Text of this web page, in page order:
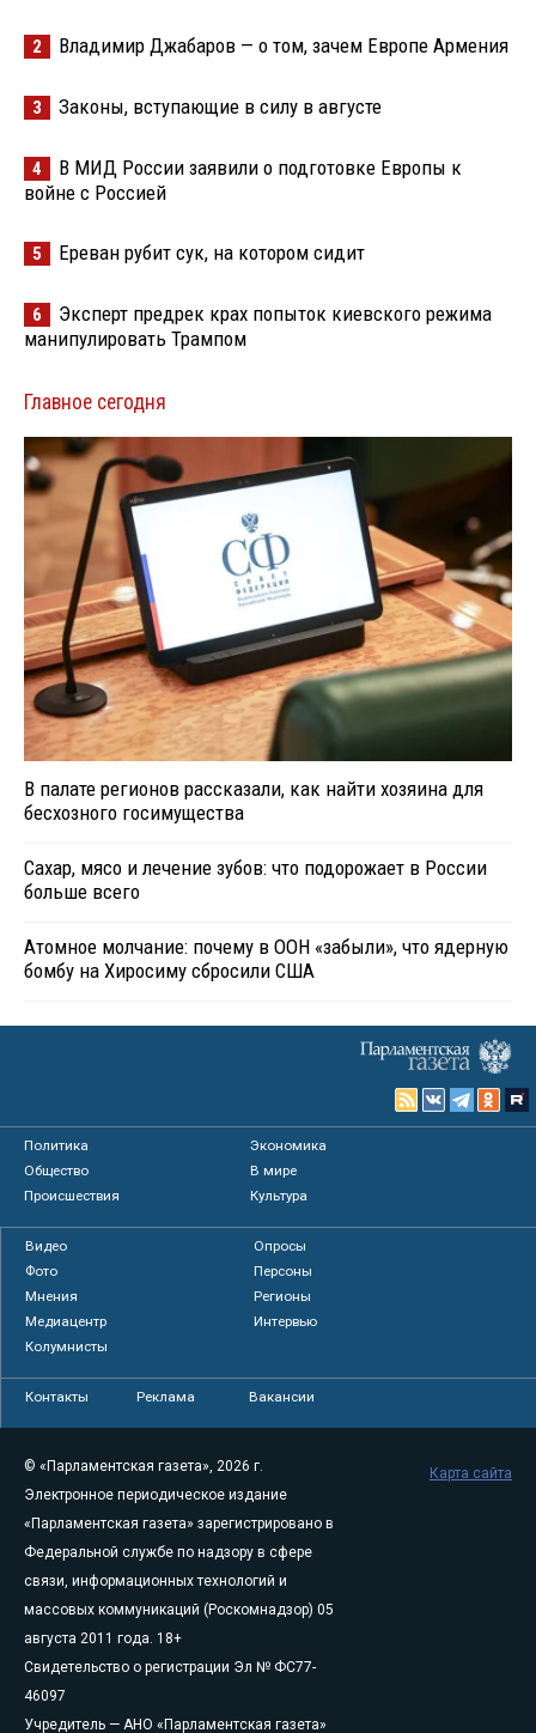
2 Владимир Джабаров — о том, зачем Европе Армения
3 Законы, вступающие в силу в августе
4
В МИД России заявили о подготовке Европы к
войне с Россией
5 Ереван рубит сук, на котором сидит
6
Эксперт предрек крах попыток киевского режима
манипулировать Трампом
Главное сегодня
В палате регионов рассказали, как найти хозяина для
бесхозного госимущества
Сахар, мясо и лечение зубов: что подорожает в России
больше всего
Атомное молчание: почему в ООН «забыли», что ядерную
бомбу на Хиросиму сбросили США
Политика
Экономика
Общество
В мире
Происшествия
Культура
Видео
Опросы
Фото
Персоны
Мнения
Регионы
Медиацентр
Интервью
Колумнисты
Контакты Реклама Вакансии
© «Парламентская газета», 2026 г.
Электронное периодическое издание
«Парламентская газета» зарегистрировано в
Федеральной службе по надзору в сфере
связи, информационных технологий и
массовых коммуникаций (Роскомнадзор) 05
августа 2011 года. 18+
Свидетельство о регистрации Эл № ФС77-
46097
Учредитель — АНО «Парламентская газета»
Карта сайта